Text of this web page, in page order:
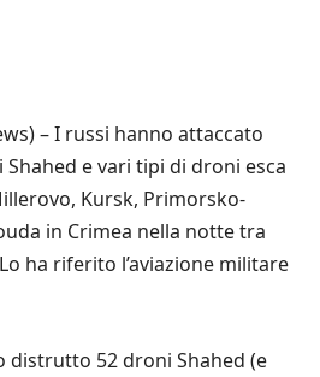
– I russi hanno attaccato
Shahed e vari tipi di droni esca
Kursk, Primorsko-
in Crimea nella notte tra
ha riferito l’aviazione militare
distrutto 52 droni Shahed (e